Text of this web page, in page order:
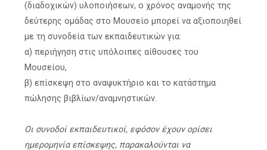
(διαδοχικών) υλοποιήσεων, ο χρόνος αναμονής της
δεύτερης ομάδας στο Μουσείο μπορεί να αξιοποιηθεί
με τη συνοδεία των εκπαιδευτικών για:
α) περιήγηση στις υπόλοιπες αίθουσες του
Μουσείου,
β) επίσκεψη στο αναψυκτήριο και το κατάστημα
πώλησης βιβλίων/αναμνηστικών.
Οι συνοδοί εκπαιδευτικοί, εφόσον έχουν ορίσει
ημερομηνία επίσκεψης, παρακαλούνται να